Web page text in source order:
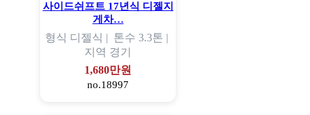
사이드쉬프트 17년식 디젤지
게차…
형식 디젤식 | 톤수 3.3톤 |
지역 경기
1,680만원
no.18997